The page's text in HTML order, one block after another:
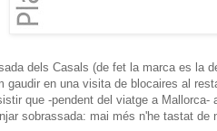
dels Casals (de fet la marca es la
gaudir en una visita de blocaires al
que -pendent del viatge a
sobrassada: mai més n'he tastat de